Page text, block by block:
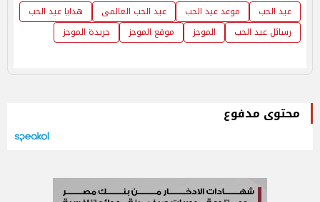
عيد الحب موعد عيد الحب عيد الحب العالمى
هدايا عيد الحب
رسائل عيد الحب
الموجز موقع الموجز جريدة الموجز
محتوى مدفوع